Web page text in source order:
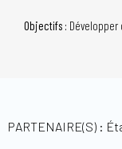
Objectifs :
PARTENAIRE(S) :